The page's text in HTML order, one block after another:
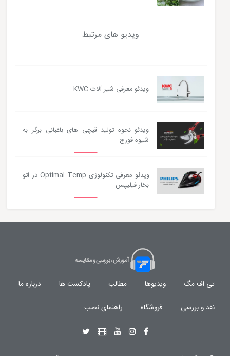
ویدیو های مرتبط
ویدئو معرفی شیر آلات KWC
ویدئو نحوه تولید قیچی های باغبانی برگر به
شیوه فورج
ویدئو معرفی تکنولوژی Optimal Temp در اتو
بخار فیلیپس
تی اف مگ ویدیوها مطالب پادکست ها درباره ما
نقد و بررسی فروشگاه راهنمای نصب